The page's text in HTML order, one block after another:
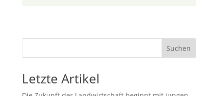
Suchen
Letzte Artikel